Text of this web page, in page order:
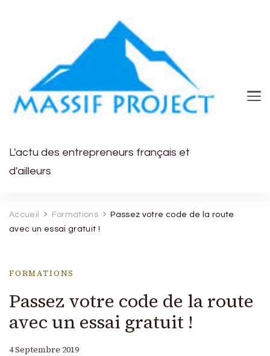
L'actu des entrepreneurs français et
d'ailleurs
Accueil Formations
Passez votre code de la route
avec un essai gratuit !
FORMATIONS
Passez votre code de la route
avec un essai gratuit !
4 Septembre 2019